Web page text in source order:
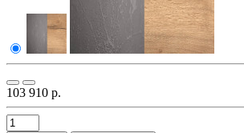
103 910 р.